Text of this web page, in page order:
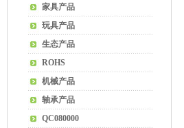
家具产品
玩具产品
生态产品
ROHS
机械产品
轴承产品
QC080000